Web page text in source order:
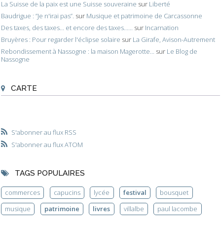
La Suisse de la paix est une Suisse souveraine sur Liberté
Baudrigue : ”Je n'irai pas”. sur Musique et patrimoine de Carcassonne
Des taxes, des taxes... et encore des taxes...... sur Incarnation
Bruyères : Pour regarder l'éclipse solaire sur La Girafe, Avison-Autrement
Rebondissement à Nassogne : la maison Magerotte... sur Le Blog de
Nassogne
CARTE
S'abonner au flux RSS
S'abonner au flux ATOM
TAGS POPULAIRES
commerces capucins lycée festival
bousquet
musique
patrimoine livres villalbe paul lacombe